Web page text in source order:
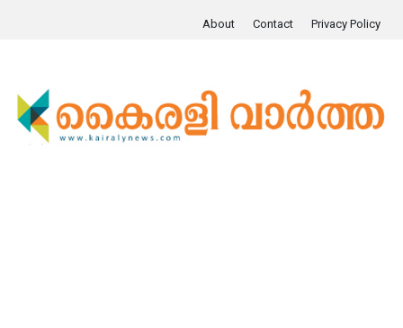
About Contact Privacy Policy